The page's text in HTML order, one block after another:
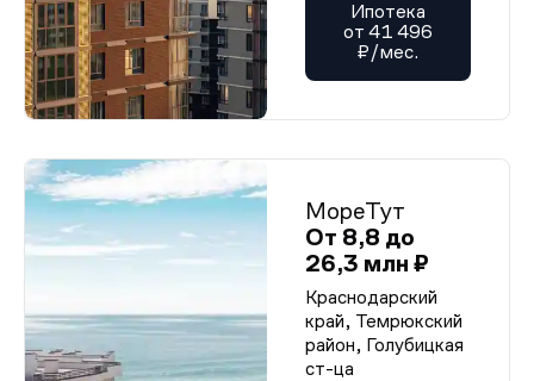
Ипотека
от 41 496
₽/мес.
МореТут
От 8,8 до
26,3 млн ₽
Краснодарский
край, Темрюкский
район, Голубицкая
ст-ца